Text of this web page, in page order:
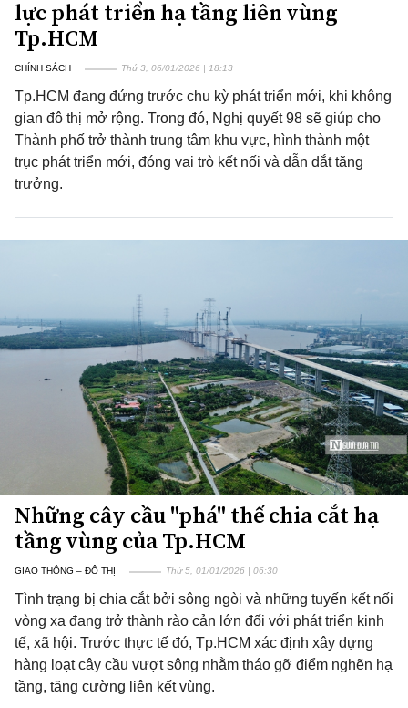
lực phát triển hạ tầng liên vùng
Tp.HCM
CHÍNH SÁCH Thứ 3, 06/01/2026 | 18:13
Tp.HCM đang đứng trước chu kỳ phát triển mới, khi không
gian đô thị mở rộng. Trong đó, Nghị quyết 98 sẽ giúp cho
Thành phố trở thành trung tâm khu vực, hình thành một
trục phát triển mới, đóng vai trò kết nối và dẫn dắt tăng
trưởng.
Những cây cầu "phá" thế chia cắt hạ
tầng vùng của Tp.HCM
GIAO THÔNG – ĐÔ THỊ Thứ 5, 01/01/2026 | 06:30
Tình trạng bị chia cắt bởi sông ngòi và những tuyến kết nối
vòng xa đang trở thành rào cản lớn đối với phát triển kinh
tế, xã hội. Trước thực tế đó, Tp.HCM xác định xây dựng
hàng loạt cây cầu vượt sông nhằm tháo gỡ điểm nghẽn hạ
tầng, tăng cường liên kết vùng.